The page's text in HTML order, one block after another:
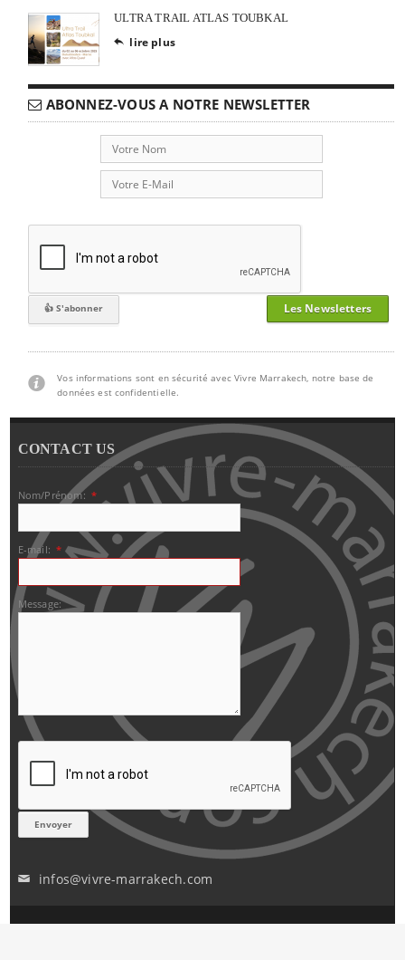
ULTRA TRAIL ATLAS TOUBKAL
 lire plus
ABONNEZ-VOUS A NOTRE NEWSLETTER
Les Newsletters
Vos informations sont en sécurité avec Vivre Marrakech, notre base de
données est confidentielle.
CONTACT US
Nom/Prénom: *
E-mail: *
Message:
✉ infos@vivre-marrakech.com